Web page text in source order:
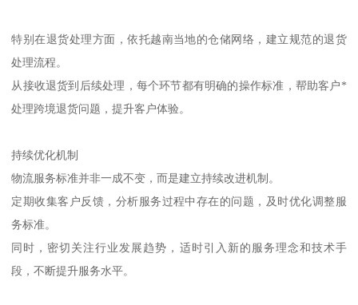
特别在退货处理方面，依托越南当地的仓储网络，建立规范的退货
处理流程。
从接收退货到后续处理，每个环节都有明确的操作标准，帮助客户*
处理跨境退货问题，提升客户体验。
持续优化机制
物流服务标准并非一成不变，而是建立持续改进机制。
定期收集客户反馈，分析服务过程中存在的问题，及时优化调整服
务标准。
同时，密切关注行业发展趋势，适时引入新的服务理念和技术手
段，不断提升服务水平。